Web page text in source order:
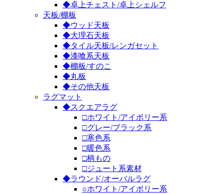
◆卓上チェスト/卓上シェルフ
天板/棚板
◆ウッド天板
◆大理石天板
◆タイル天板/レンガセット
◆漆喰系天板
◆棚板/すのこ
◆丸板
◆その他天板
ラグマット
◆スクエアラグ
□ホワイト/アイボリー系
□グレー/ブラック系
□寒色系
□暖色系
□柄もの
□ジュート系素材
◆ラウンド/オーバルラグ
○ホワイト/アイボリー系